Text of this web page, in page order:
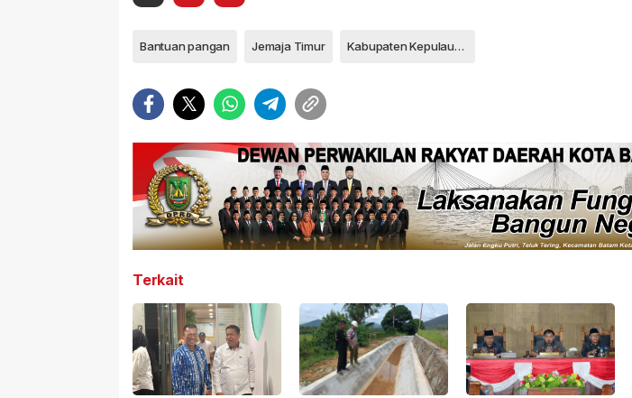
Bantuan pangan Jemaja Timur Kabupaten Kepulauan Anambas
Terkait